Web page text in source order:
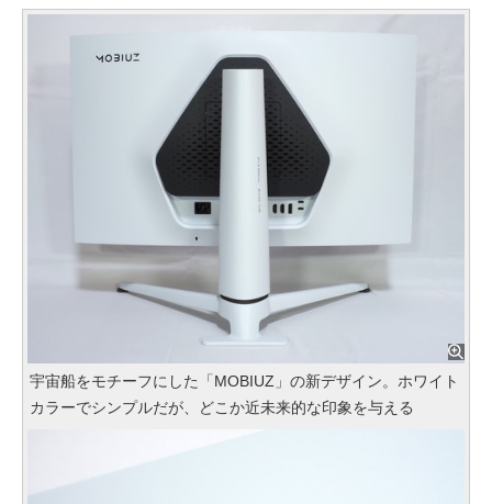
宇宙船をモチーフにした「MOBIUZ」の新デザイン。ホワイト
カラーでシンプルだが、どこか近未来的な印象を与える